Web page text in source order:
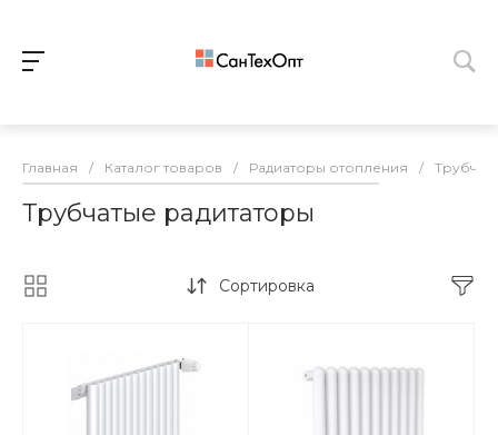
Главная / Каталог товаров / Радиаторы отопления /
Трубчатые радитаторы
Сортировка